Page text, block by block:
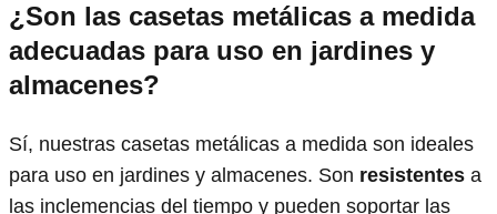
¿Son las casetas metálicas a medida
adecuadas para uso en jardines y
almacenes?
Sí, nuestras casetas metálicas a medida son ideales
para uso en jardines y almacenes. Son resistentes a
las inclemencias del tiempo y pueden soportar las